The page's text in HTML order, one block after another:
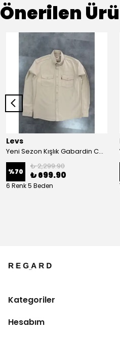
Önerilen
Levs
Yeni Sezon Kışlık Gabardin Cepli Gömlek
%70
₺ 2,299.90
₺ 699.90
6 Renk 5 Beden
Kategoriler
Hesabım